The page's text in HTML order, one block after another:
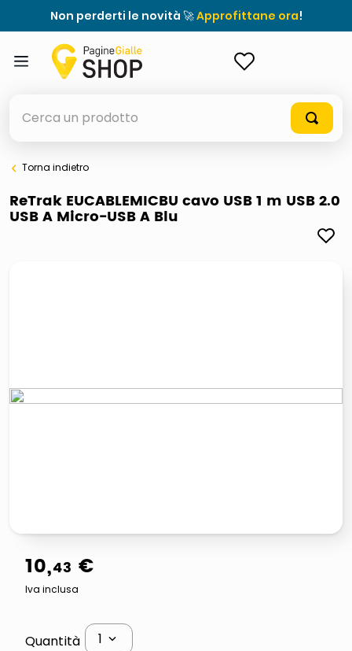
Non perderti le novità 🚀Approfittane ora!
elenchi telefonici
orologio parete
italia independent occhiali sole 0703 thin rotondo sun
Torna indietro
ReTrak EUCABLEMICBU cavo USB 1 m USB 2.0
USB A Micro-USB A Blu
10,43 €
Iva inclusa
Quantità 1